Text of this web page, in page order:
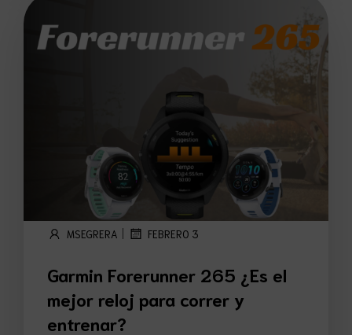
MSEGRERA | FEBRERO 3
Garmin Forerunner 265 ¿Es el
mejor reloj para correr y
entrenar?